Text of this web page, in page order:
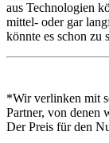
aus Technologien
mittel- oder gar
könnte es schon zu
*Wir verlinken mit
Partner, von denen
Der Preis für den